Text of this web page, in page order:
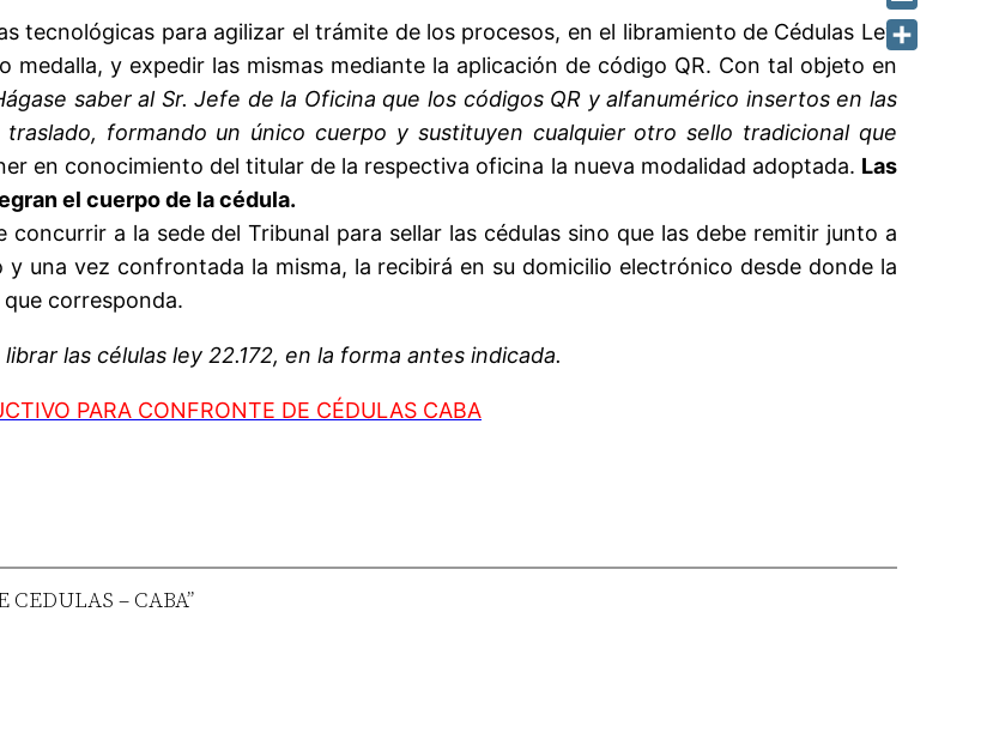
tecnológicas para agilizar el trámite de los procesos, en el libramiento de Cédulas Ley
medalla, y expedir las mismas mediante la aplicación de código QR. Con tal objeto en
saber al Sr. Jefe de la Oficina que los códigos QR y alfanumérico insertos en las
formando un único cuerpo y sustituyen cualquier otro sello tradicional que
en conocimiento del titular de la respectiva oficina la nueva modalidad adoptada. Las
el cuerpo de la cédula.
a la sede del Tribunal para sellar las cédulas sino que las debe remitir junto a
una vez confrontada la misma, la recibirá en su domicilio electrónico desde donde la
corresponda.
las células ley 22.172, en la forma antes indicada.
PARA CONFRONTE DE CÉDULAS CABA
– CABA”
Email
Share